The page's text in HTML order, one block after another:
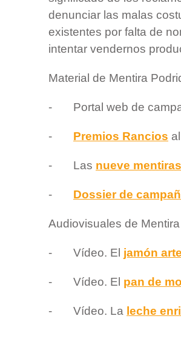
denunciar las malas
existentes por falta de
intentar vendernos
Material de Mentira
- Portal web de
- Premios Rancios
- Las nueve mentiras
- Dossier de
Audiovisuales de
- Vídeo. El jamón
- Vídeo. El pan de
- Vídeo. La leche